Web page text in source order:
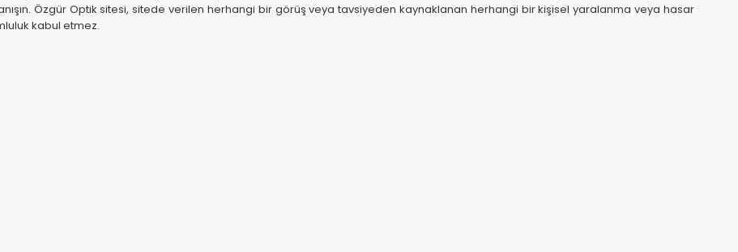
Özgür Optik sitesi, sitede verilen herhangi bir görüş veya tavsiyeden kaynaklanan herhangi bir kişisel yaralanma veya hasar
kabul etmez.